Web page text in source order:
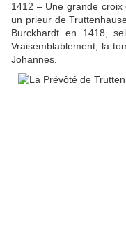
1412 – Une grande croix
un prieur de
Burckhardt en 1418,
Vraisemblablement, la
Johannes.